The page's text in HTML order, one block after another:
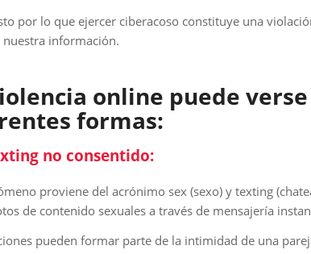
por lo que ejercer ciberacoso constituye una
nuestra información.
online puede
formas:
no consentido:
proviene del acrónimo sex (sexo) y texting
de contenido sexuales a través de mensajería
pueden formar parte de la intimidad de una